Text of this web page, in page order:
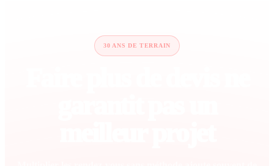
30 ANS DE TERRAIN